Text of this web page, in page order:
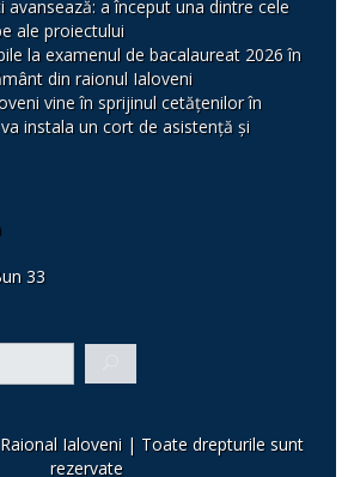
avansează: a început una dintre cele
ale proiectului
la examenul de bacalaureat 2026 în
din raionul Ialoveni
vine în sprijinul cetățenilor în
instala un cort de asistență și
33
Ialoveni | Toate drepturile sunt
rezervate